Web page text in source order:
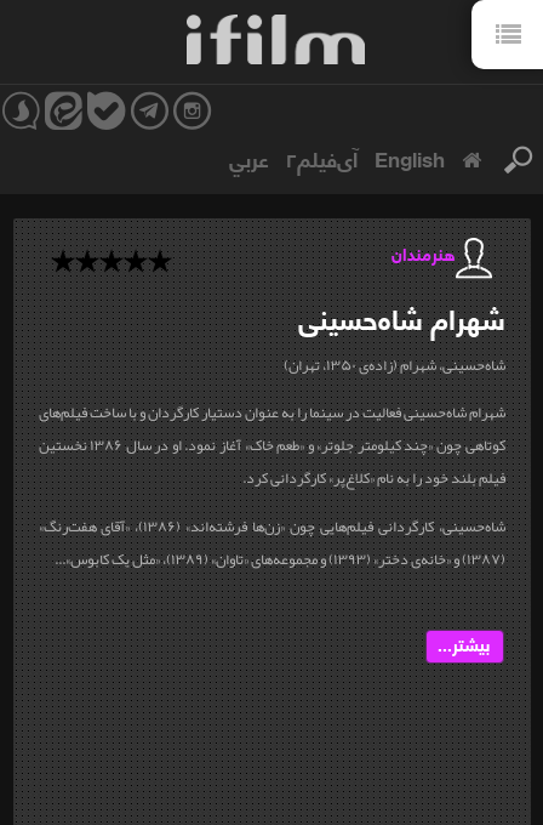
English آی‌فیلم۲ عربي
هنرمندان
شهرامشاه‌حسینی
شاه‌حسینی، شهرام (زاده‌ی ۱۳۵۰، تهران)
شهرام شاه‌حسینی فعالیت در سینما را به عنوان دستیار کارگردان و با ساخت فیلم‌های
کوتاهی چون «چند کیلومتر جلوتر» و «طعم خاک» آغاز نمود. او در سال ۱۳۸۶ نخستین
فیلم بلند خود را به نام «کلاغ‌پر» کارگردانی کرد.
شاه‌حسینی، کارگردانی فیلم‌هایی چون «زن‌ها فرشته‌اند» (۱۳۸۶)، «آقای هفت‌رنگ»
(۱۳۸۷) و «خانه‌ی دختر» (۱۳۹۳) و مجموعه‌های «تاوان» (۱۳۸۹)، «مثل یک کابوس»...
بیشتر...